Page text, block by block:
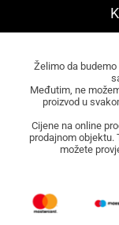
Želimo da
Međutim, ne
proizvod u
Cijene na online
prodajnom objektu.
možete